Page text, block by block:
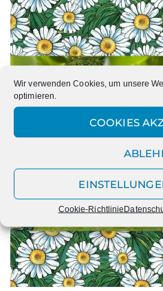
Wir verwenden Cookies, um unsere
optimieren.
COOKIES
Cookie-Richtlinie